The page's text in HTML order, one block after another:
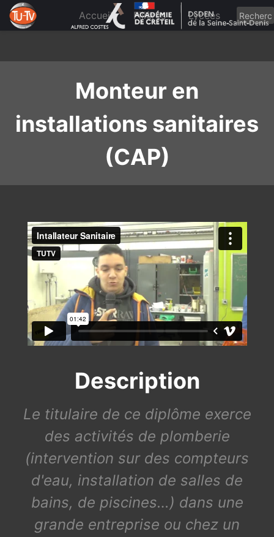
content
Accueil Filières Lycées
Monteur en
installations sanitaires
(CAP)
Description
Le titulaire de ce diplôme exerce
des activités de plomberie
(intervention sur des compteurs
d'eau, installation de salles de
bains, de piscines…) dans une
grande entreprise ou chez un